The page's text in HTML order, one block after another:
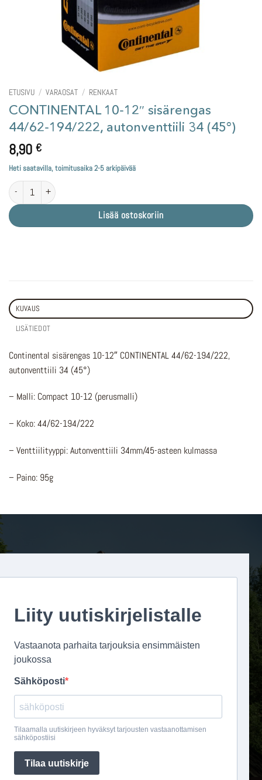
ETUSIVU / VARAOSAT / RENKAAT
CONTINENTAL 10-12″ sisärengas
44/62-194/222, autonventtiili 34 (45°)
8,90 €
Heti saatavilla, toimitusaika 2-5 arkipäivää
CONTINENTAL 10-12" sisärengas 44/62-194/222, autonventtiili 34 (45°) määrä
Lisää ostoskoriin
KUVAUS
LISÄTIEDOT
Continental sisärengas 10-12″ CONTINENTAL 44/62-194/222,
autonventtiili 34 (45°)
– Malli: Compact 10-12 (perusmalli)
– Koko: 44/62-194/222
– Venttiilityyppi: Autonventtiili 34mm/45-asteen kulmassa
– Paino: 95g